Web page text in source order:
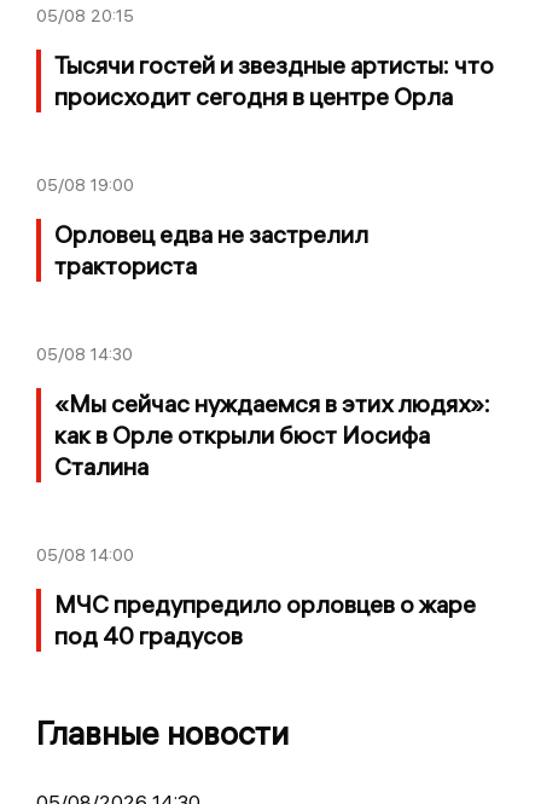
05/08 20:15
Тысячи гостей и звездные артисты: что
происходит сегодня в центре Орла
05/08 19:00
Орловец едва не застрелил
тракториста
05/08 14:30
«Мы сейчас нуждаемся в этих людях»:
как в Орле открыли бюст Иосифа
Сталина
05/08 14:00
МЧС предупредило орловцев о жаре
под 40 градусов
Главные новости